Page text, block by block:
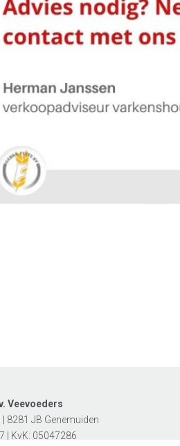
Veevoeders
8281 JB Genemuiden
| KvK: 05047286